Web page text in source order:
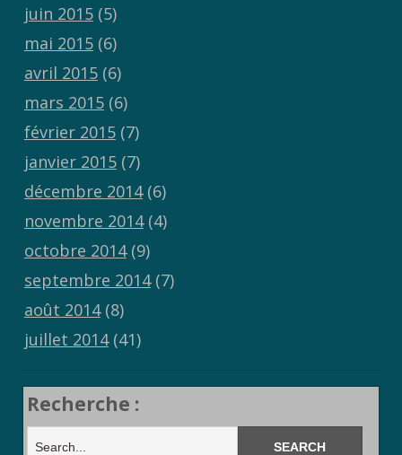
juin 2015(5)
mai 2015(6)
avril 2015(6)
mars 2015(6)
février 2015(7)
janvier 2015(7)
décembre 2014(6)
novembre 2014(4)
octobre 2014(9)
septembre 2014(7)
août 2014(8)
juillet 2014(41)
Recherche :